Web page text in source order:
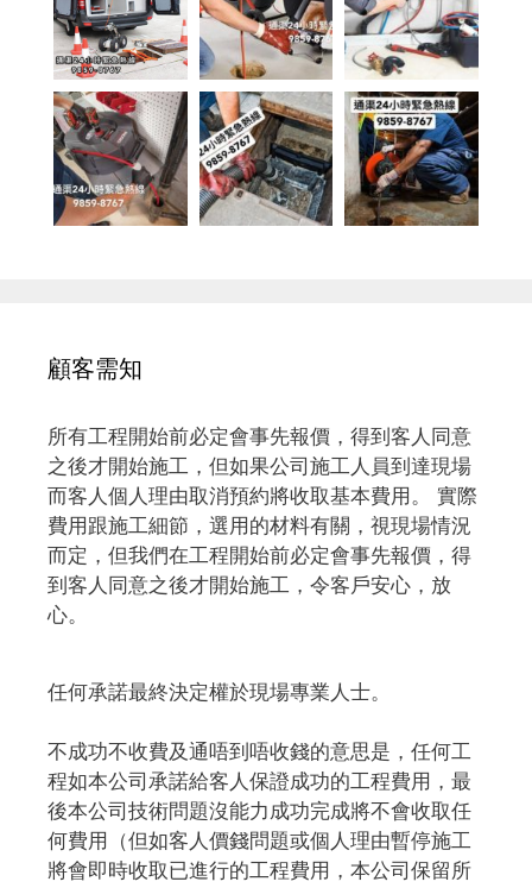
顧客需知
所有工程開始前必定會事先報價，得到客人同意
之後才開始施工，但如果公司施工人員到達現場
而客人個人理由取消預約將收取基本費用。 實際
費用跟施工細節，選用的材料有關，視現場情況
而定，但我們在工程開始前必定會事先報價，得
到客人同意之後才開始施工，令客戶安心，放
心。
任何承諾最終決定權於現場專業人士。
不成功不收費及通唔到唔收錢的意思是，任何工
程如本公司承諾給客人保證成功的工程費用，最
後本公司技術問題沒能力成功完成將不會收取任
何費用（但如客人價錢問題或個人理由暫停施工
將會即時收取已進行的工程費用，本公司保留所